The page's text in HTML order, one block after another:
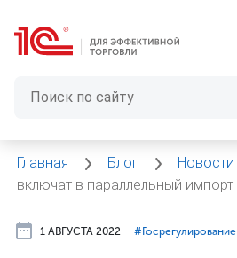
Главная Блог Новости
включат в параллельный импорт
1 АВГУСТА 2022 #⁣Госрегулирование